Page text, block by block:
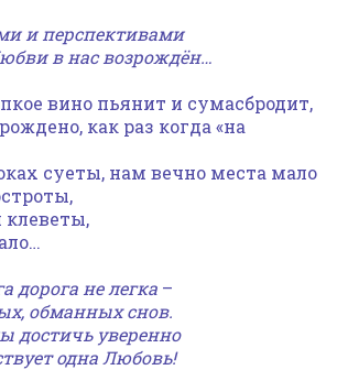
и перспективами
в нас возрождён…
вино пьянит и сумасбродит,
как раз когда «на
суеты, нам вечно места мало
дорога не легка –
обманных снов.
достичь уверенно
одна Любовь!